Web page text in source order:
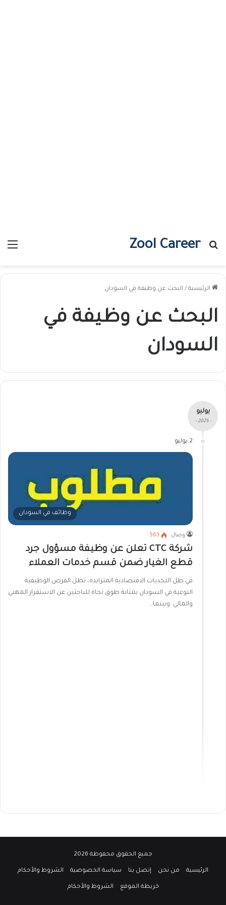
Zool Career
بحث عن
الرئيسية / البحث عن وظيفة في السودان
البحث عن وظيفة في
السودان
يوليو
- 2025 -
2 يوليو
وظائف في السودان
وصال 563
شركة CTC تعلن عن وظيفة مسؤول جرد
قطع الغيار ضمن قسم خدمات العملاء
في ظل التحديات الاقتصادية المتزايدة، تظل الفرص الوظيفية
النوعية في السودان بمثابة طوق نجاة للباحثين عن الاستقرار المهني
والمالي. وبينما…
جميع الحقوق محفوظة 2026
الرئيسية من نحن إتصل بنا سياسة الخصوصية الشروط والأحكام
خريطة الموقع الشروط والأحكام